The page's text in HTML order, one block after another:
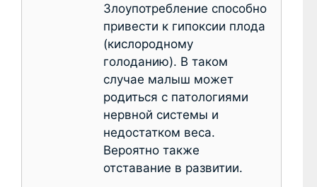
Злоупотребление способно
привести к гипоксии плода
(кислородному
голоданию). В таком
случае малыш может
родиться с патологиями
нервной системы и
недостатком веса.
Вероятно также
отставание в развитии.